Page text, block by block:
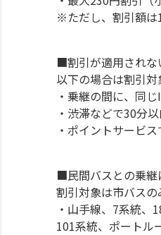
※ただし、割引額は
■割引が適用されな
以下の場合は割引対
・乗継の間に、同
・渋滞などで30分
・ポイントサービ
■民間バスとの乗継
割引対象は市バス
・山手線、7系統
101系統、ポートル